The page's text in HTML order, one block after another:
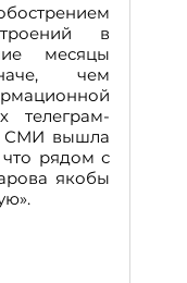
в
месяцы
чем
телеграм-
СМИ вышла
рядом с
якобы